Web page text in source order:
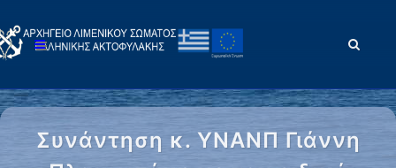
Συνάντηση κ. ΥΝΑΝΠ Γιάννη